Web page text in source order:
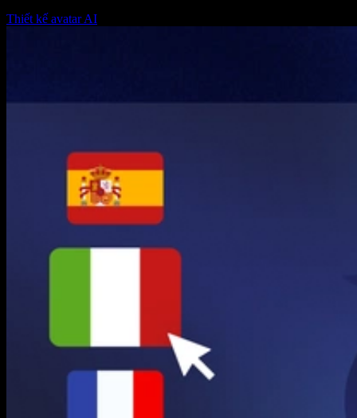
Thiết kế avatar AI